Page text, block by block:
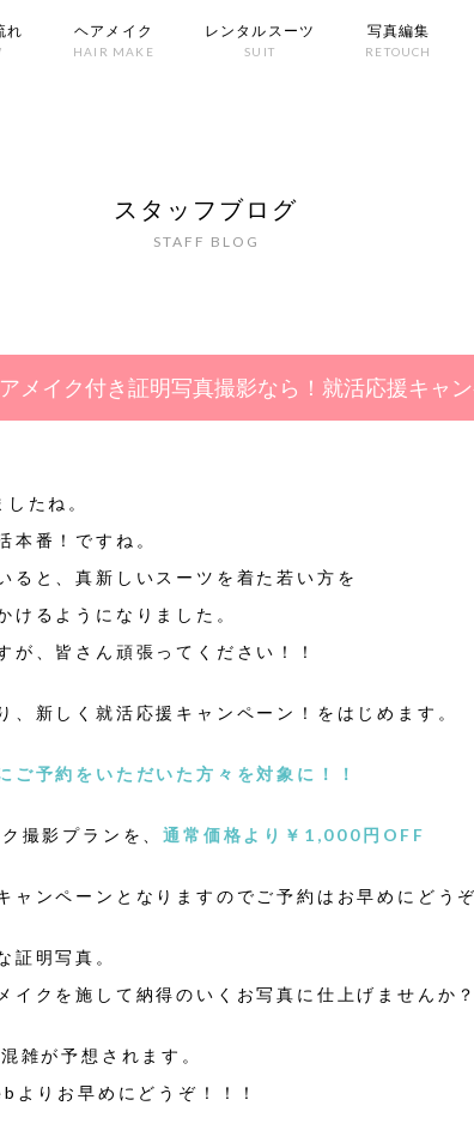
れ ヘアメイク
HAIR MAKE
レンタルスーツ
SUIT
写真編集
RETOUCH
スタッフブログ
STAFF BLOG
メイク付き証明写真撮影なら！就活応援キャン
たね。
本番！ですね。
ると、真新しいスーツを着た若い方を
けるようになりました。
が、皆さん頑張ってください！！
、新しく就活応援キャンペーン！をはじめます。
ご予約をいただいた方々を対象に！！
撮影プランを、通常価格より￥1,000円OFF
ャンペーンとなりますのでご予約はお早めにどうぞ
証明写真。
イクを施して納得のいくお写真に仕上げませんか？
雑が予想されます。
よりお早めにどうぞ！！！